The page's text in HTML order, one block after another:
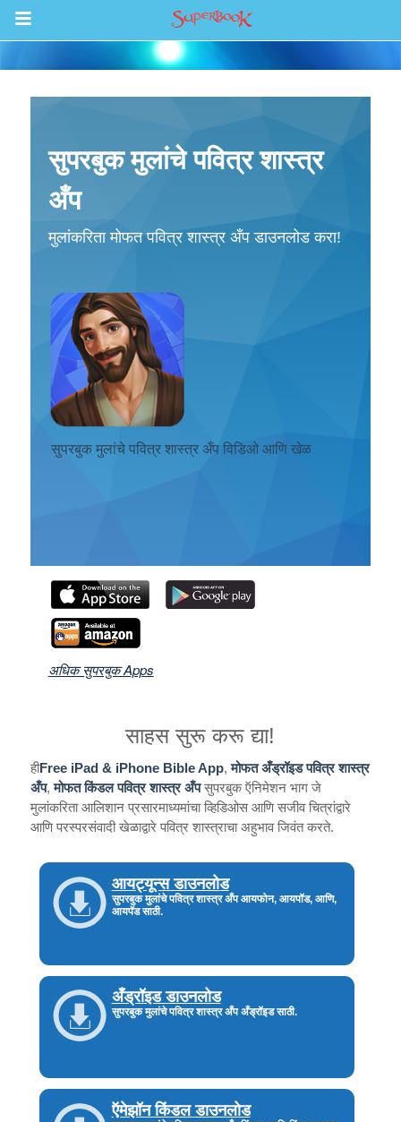
रेडिओ
पवित्र शास्त्र अॅप
साइन इन करा
नोंदणी करा
सुपरबुक मुलांचे पवित्र शास्त्र
अँप
मुलांकरिता मोफत पवित्र शास्त्र अँप डाउनलोड करा!
सुपरबुक मुलांचे पवित्र शास्त्र अँप विडिओ आणि खेळ
अधिक सुपरबुक Apps
साहस सुरू करू द्या!
हीFree iPad & iPhone Bible App,मोफत अँड्रॉइड पवित्र शास्त्र
अँप,मोफत किंडल पवित्र शास्त्र अँपसुपरबुक ऍनिमेशन भाग जे
मुलांकरिता आलिशान प्रसारमाध्यमांचा व्हिडिओस आणि सजीव चित्रांद्वारे
आणि परस्परसंवादी खेळाद्वारे पवित्र शास्त्राचा अहुभाव जिवंत करते.
आयट्यून्स डाउनलोड
सुपरबुक मुलांचे पवित्र शास्त्र अँप आयफोन, आयपॉड, आणि,
आयपॅड साठी.
अँड्रॉइड डाउनलोड
सुपरबुक मुलांचे पवित्र शास्त्र अँप अँड्रॉइड साठी.
ऍमेझॉन किंडल डाउनलोड